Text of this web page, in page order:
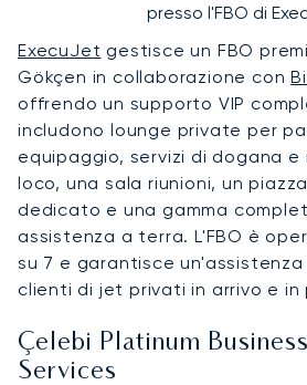
presso l'FBO di
ExecuJet gestisce un FBO
Gökçen in collaborazione con
offrendo un supporto VIP
includono lounge private per
equipaggio, servizi di dogana e
loco, una sala riunioni, un
dedicato e una gamma
assistenza a terra. L'FBO è
su 7 e garantisce
clienti di jet privati in arrivo e in
Çelebi Platinum
Services